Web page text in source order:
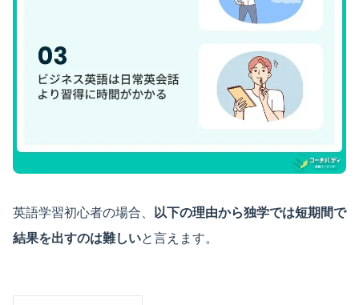
英語学習初心者の場合、 以下の理由から独学では短期間で
結果を出すのは難しいと言えます。